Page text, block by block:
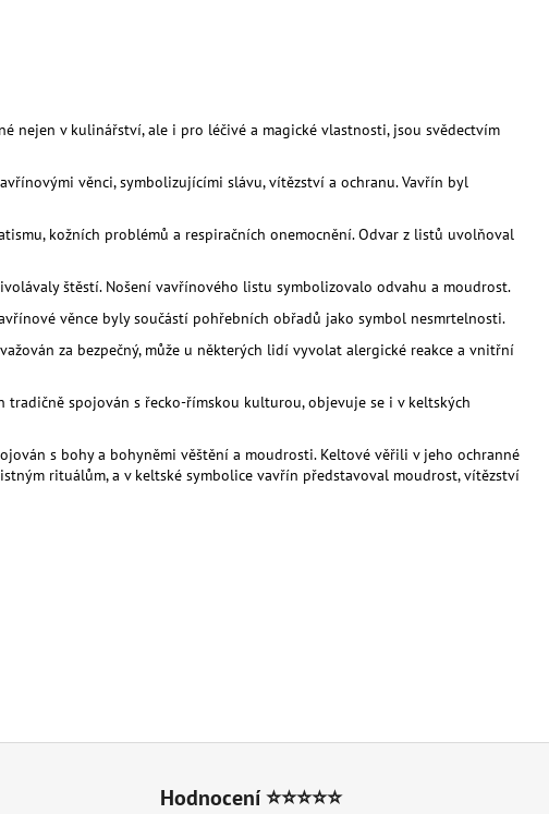
nejen v kulinářství, ale i pro léčivé a magické vlastnosti, jsou svědectvím
věnci, symbolizujícími slávu, vítězství a ochranu. Vavřín byl
kožních problémů a respiračních onemocnění. Odvar z listů uvolňoval
štěstí. Nošení vavřínového listu symbolizovalo odvahu a moudrost.
věnce byly součástí pohřebních obřadů jako symbol nesmrtelnosti.
za bezpečný, může u některých lidí vyvolat alergické reakce a vnitřní
spojován s řecko-římskou kulturou, objevuje se i v keltských
s bohy a bohyněmi věštění a moudrosti. Keltové věřili v jeho ochranné
rituálům, a v keltské symbolice vavřín představoval moudrost, vítězství
Hodnocení ⭐⭐⭐⭐⭐